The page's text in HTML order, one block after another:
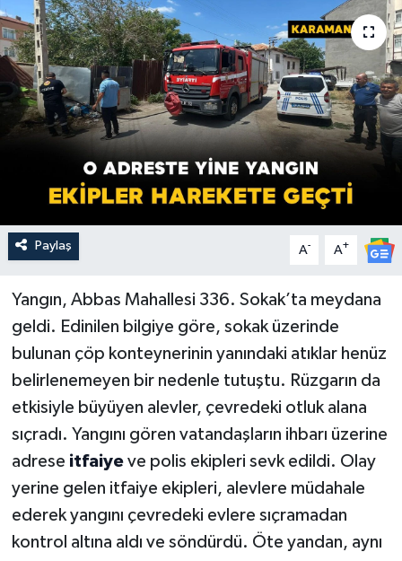
Paylaş A- A+
Yangın, Abbas Mahallesi 336. Sokak’ta meydana
geldi. Edinilen bilgiye göre, sokak üzerinde
bulunan çöp konteynerinin yanındaki atıklar henüz
belirlenemeyen bir nedenle tutuştu. Rüzgarın da
etkisiyle büyüyen alevler, çevredeki otluk alana
sıçradı. Yangını gören vatandaşların ihbarı üzerine
adrese itfaiye ve polis ekipleri sevk edildi. Olay
yerine gelen itfaiye ekipleri, alevlere müdahale
ederek yangını çevredeki evlere sıçramadan
kontrol altına aldı ve söndürdü. Öte yandan, aynı